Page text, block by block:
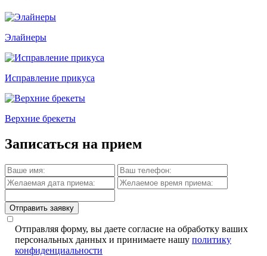
Элайнеры
Исправление прикуса
Верхние брекеты
Записаться на прием
Отправить заявку
Отправляя форму, вы даете согласие на обработку ваших
персональных данных и принимаете нашу политику
конфиденциальности